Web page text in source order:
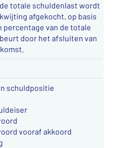
totale schuldenlast wordt
afgekocht, op basis
percentage van de totale
door het afsluiten van
schuldpositie
vooraf akkoord